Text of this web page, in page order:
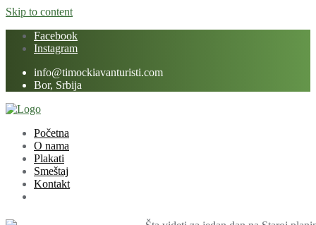
Skip to content
Facebook
Instagram
info@timockiavanturisti.com
Bor, Srbija
Početna
O nama
Plakati
Smeštaj
Kontakt